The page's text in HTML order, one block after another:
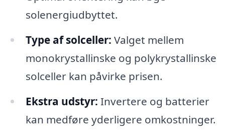
solenergiudbyttet.
Type af solceller: Valget mellem
monokrystallinske og polykrystallinske
solceller kan påvirke prisen.
Ekstra udstyr: Invertere og batterier
kan medføre yderligere omkostninger.